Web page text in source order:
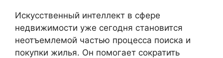
Искусственный интеллект в сфере
недвижимости уже сегодня становится
неотъемлемой частью процесса поиска и
покупки жилья. Он помогает сократить